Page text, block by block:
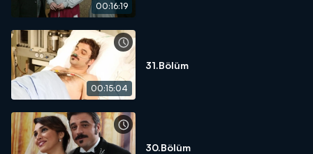
00:16:19
00:15:04
31.Bölüm
30.Bölüm